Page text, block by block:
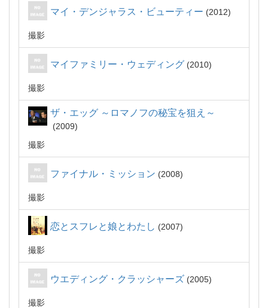
マイ・デンジャラス・ビューティー 2012
撮影
マイファミリー・ウェディング 2010
撮影
ザ・エッグ ～ロマノフの秘宝を狙え～
2009
撮影
ファイナル・ミッション 2008
撮影
恋とスフレと娘とわたし 2007
撮影
ウエディング・クラッシャーズ 2005
撮影